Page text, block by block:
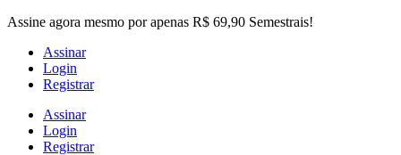
Skip
content
Assine agora mesmo por apenas R$ 69,90 Semestrais!
Assinar
Login
Registrar
Assinar
Login
Registrar